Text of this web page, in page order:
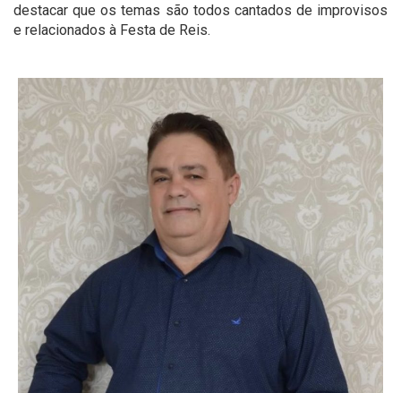
destacar que os temas são todos cantados de improvisos
e relacionados à Festa de Reis.